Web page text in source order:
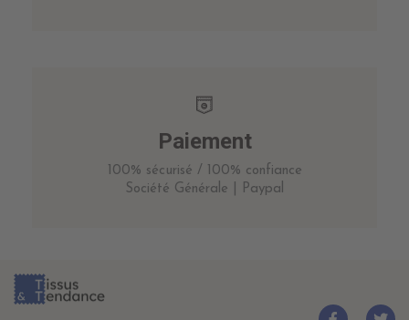
Paiement
100% sécurisé / 100% confiance
Société Générale | Paypal